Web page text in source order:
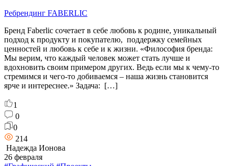
Ребрендинг FABERLIC
Бренд Faberlic сочетает в себе любовь к родине, уникальный
подход к продукту и покупателю, поддержку семейных
ценностей и любовь к себе и к жизни. «Философия бренда:
Мы верим, что каждый человек может стать лучше и
вдохновить своим примером других. Ведь если мы к чему-то
стремимся и чего-то добиваемся – наша жизнь становится
ярче и интереснее.» Задача: […]
1
0
0
214
Надежда Ионова
26 февраля